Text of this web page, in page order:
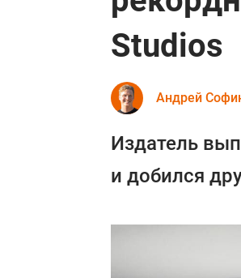
Studios
Андрей
Издатель
и добился